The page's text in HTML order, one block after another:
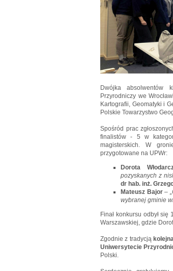
Dwójka absolwentów
Przyrodniczy we
Kartografii, Geomatyki i
Polskie Towarzystwo
Spośród prac
finalistów - 5 w
magisterskich. W
przygotowane na UPWr:
Dorota
pozyskanych z
dr hab. inż.
Mateusz Bajor–
wybranej gminie
Finał konkursu odbył
Warszawskiej, gdzie
Zgodnie z tradycją
Uniwersytecie
Polski.